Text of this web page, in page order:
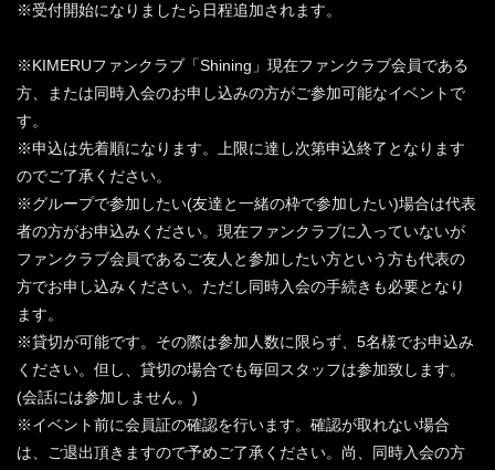
※受付開始になりましたら日程追加されます。
※KIMERUファンクラブ「Shining」現在ファンクラブ会員である
方、または同時入会のお申し込みの方がご参加可能なイベントで
す。
※申込は先着順になります。上限に達し次第申込終了となります
のでご了承ください。
※グループで参加したい(友達と一緒の枠で参加したい)場合は代表
者の方がお申込みください。現在ファンクラブに入っていないが
ファンクラブ会員であるご友人と参加したい方という方も代表の
方でお申し込みください。ただし同時入会の手続きも必要となり
ます。
※貸切が可能です。その際は参加人数に限らず、5名様でお申込み
ください。但し、貸切の場合でも毎回スタッフは参加致します。
(会話には参加しません。)
※イベント前に会員証の確認を行います。確認が取れない場合
は、ご退出頂きますので予めご了承ください。尚、同時入会の方